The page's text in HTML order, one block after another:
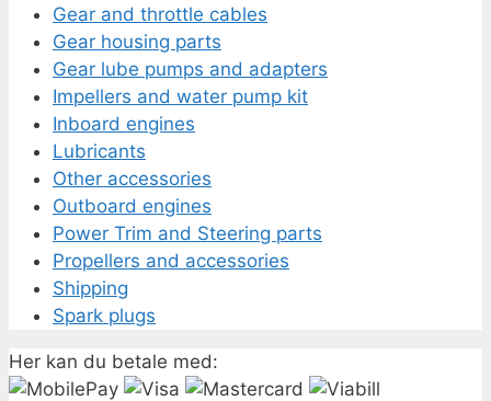
Gear and throttle cables
Gear housing parts
Gear lube pumps and adapters
Impellers and water pump kit
Inboard engines
Lubricants
Other accessories
Outboard engines
Power Trim and Steering parts
Propellers and accessories
Shipping
Spark plugs
Her kan du betale med: